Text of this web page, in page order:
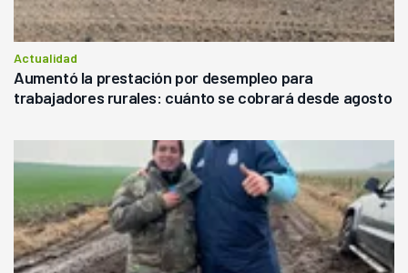
Actualidad
Aumentó la prestación por desempleo para
trabajadores rurales: cuánto se cobrará desde agosto